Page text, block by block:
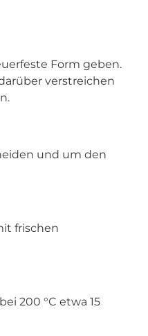
Form geben.
verstreichen
und um den
frischen
200 °C etwa 15